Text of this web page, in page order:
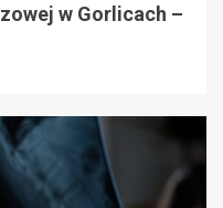
w Gorlicach –